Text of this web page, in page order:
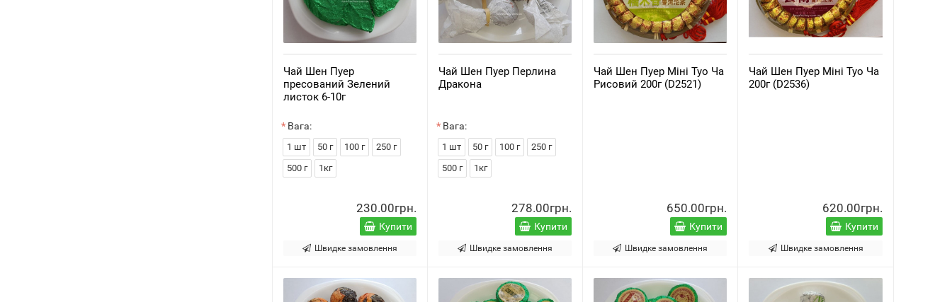
Чай Шен Пуер
пресований Зелений
листок 6-10г
Вага:
1 шт 50 г 100 г
250 г
500 г
1кг
230.00грн.
Купити
Швидке замовлення
Чай Шен Пуер Перлина
Дракона
Вага:
1 шт 50 г 100 г
250 г
500 г
1кг
278.00грн.
Купити
Швидке замовлення
Чай Шен Пуер Міні Туо Ча
Рисовий 200г (D2521)
650.00грн.
Купити
Швидке замовлення
Чай Шен Пуер Міні Туо Ча
200г (D2536)
620.00грн.
Купити
Швидке замовлення